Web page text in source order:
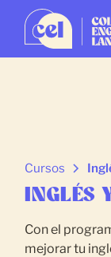
Cursos
INGLÉS
Con el
mejorar tu